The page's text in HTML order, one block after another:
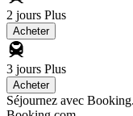
2 jours Plus
Acheter
3 jours Plus
Acheter
Séjournez avec